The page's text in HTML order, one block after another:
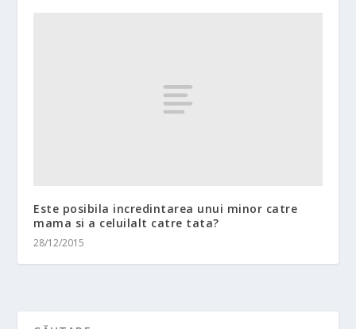
Este posibila incredintarea unui minor catre
mama si a celuilalt catre tata?
28/12/2015